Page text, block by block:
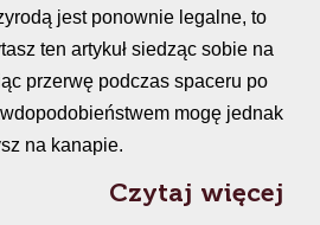
jest ponownie legalne, to
ten artykuł siedząc sobie na
przerwę podczas spaceru po
mogę jednak
na kanapie.
Czytaj więcej